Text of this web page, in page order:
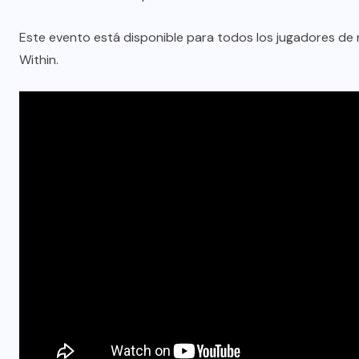
Este evento está disponible para todos los jugadores de
Within.